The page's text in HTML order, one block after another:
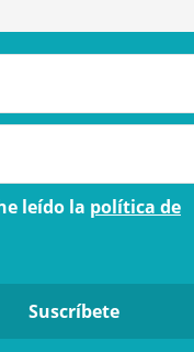
leído la política de